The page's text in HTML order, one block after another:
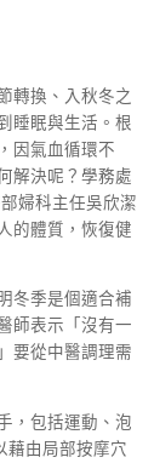
轉換、入秋冬之
睡眠與生活。根
因氣血循環不
解決呢？學務處
婦科主任吳欣潔
的體質，恢復健
冬季是個適合補
師表示「沒有一
要從中醫調理需
，包括運動、泡
藉由局部按摩穴